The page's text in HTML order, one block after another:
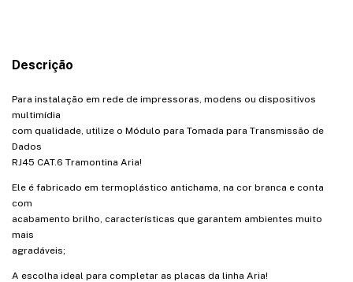
Descrição
Para instalação em rede de impressoras, modens ou dispositivos
multimídia
com qualidade, utilize o Módulo para Tomada para Transmissão de
Dados
RJ45 CAT.6 Tramontina Aria!
Ele é fabricado em termoplástico antichama, na cor branca e conta
com
acabamento brilho, características que garantem ambientes muito
mais
agradáveis;
A escolha ideal para completar as placas da linha Aria!